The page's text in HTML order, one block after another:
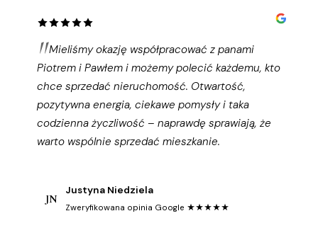
Mieliśmy okazję współpracować z panami
Piotrem i Pawłem i możemy polecić każdemu, kto
chce sprzedać nieruchomość. Otwartość,
pozytywna energia, ciekawe pomysły i taka
codzienna życzliwość – naprawdę sprawiają, że
warto wspólnie sprzedać mieszkanie.
JN
Justyna Niedziela
Zweryfikowana opinia Google ★★★★★